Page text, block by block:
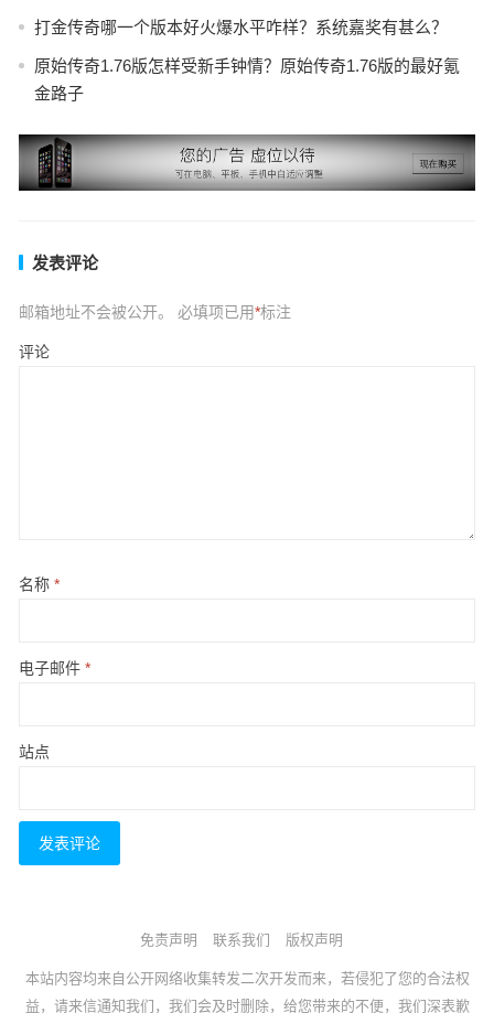
打金传奇哪一个版本好火爆水平咋样？系统嘉奖有甚么？
原始传奇1.76版怎样受新手钟情？原始传奇1.76版的最好氪
金路子
发表评论
邮箱地址不会被公开。 必填项已用*标注
评论
名称 *
电子邮件 *
站点
免责声明 联系我们 版权声明
本站内容均来自公开网络收集转发二次开发而来，若侵犯了您的合法权
益，请来信通知我们，我们会及时删除，给您带来的不便，我们深表歉